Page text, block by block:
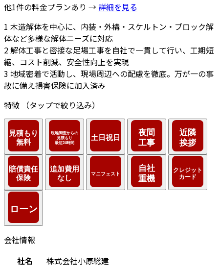
他1件の料金プランあり → 詳細を見る
1 木造解体を中心に、内装・外構・スケルトン・ブロック解
体など多様な解体ニーズに対応
2解体工事と密接な足場工事を自社で一貫して行い、工期短
縮、コスト削減、安全性向上を実現
3 地域密着で活動し、現場周辺への配慮を徹底。万が一の事
故に備え損害保険に加入済み
特徴
（タップで絞り込み）
会社情報
社名
株式会社小原総建